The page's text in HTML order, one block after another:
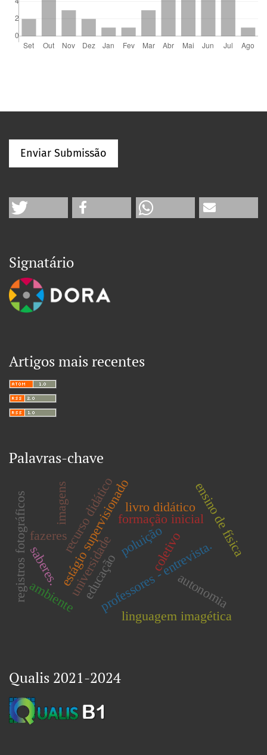
Enviar Submissão
Signatário
Artigos mais recentes
Palavras-chave
professores - entrevista.
estágio supervisionadoformação inicialensino de física
linguagem imagética
recurso didático
ambiente
registros fotográficos poluição
universidade
fazeres
saberes. coletivo
autonomia
educação
livro didático
imagens
Qualis 2021-2024